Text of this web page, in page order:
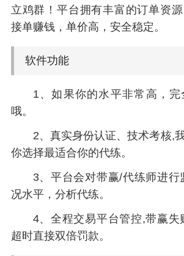
立鸡群！平台拥有丰富的订单资
接单赚钱，单价高，安全稳定。
软件功能
1、如果你的水平非常高，
哦。
2、真实身份认证、技术考核,
你选择最适合你的代练。
3、平台会对带赢/代练师进行
况水平，分析代练。
4、全程交易平台管控,带赢失
超时直接双倍罚款。